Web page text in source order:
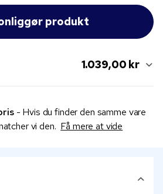
1.039,00 kr
- Hvis du finder den samme vare
vi den. Få mere at vide